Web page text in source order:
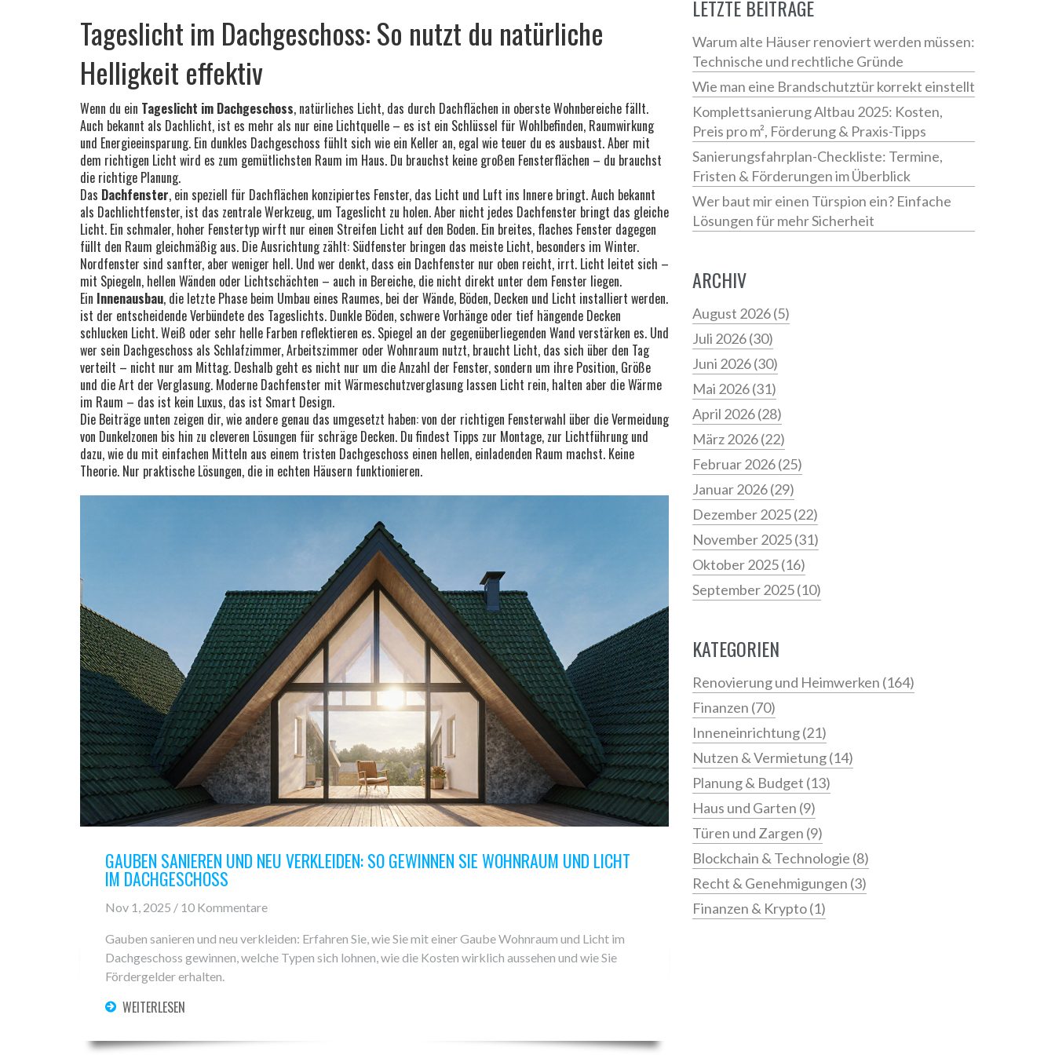
Tageslicht im Dachgeschoss: So nutzt du natürliche
Helligkeit effektiv
Wenn du ein Tageslicht im Dachgeschoss, natürliches Licht, das durch Dachflächen in oberste Wohnbereiche fällt.
Auch bekannt als Dachlicht, ist es mehr als nur eine Lichtquelle – es ist ein Schlüssel für Wohlbefinden, Raumwirkung
und Energieeinsparung. Ein dunkles Dachgeschoss fühlt sich wie ein Keller an, egal wie teuer du es ausbaust. Aber mit
dem richtigen Licht wird es zum gemütlichsten Raum im Haus. Du brauchst keine großen Fensterflächen – du brauchst
die richtige Planung.
Das Dachfenster, ein speziell für Dachflächen konzipiertes Fenster, das Licht und Luft ins Innere bringt. Auch bekannt
als Dachlichtfenster, ist das zentrale Werkzeug, um Tageslicht zu holen.Aber nicht jedes Dachfenster bringt das gleiche
Licht. Ein schmaler, hoher Fenstertyp wirft nur einen Streifen Licht auf den Boden. Ein breites, flaches Fenster dagegen
füllt den Raum gleichmäßig aus. Die Ausrichtung zählt: Südfenster bringen das meiste Licht, besonders im Winter.
Nordfenster sind sanfter, aber weniger hell. Und wer denkt, dass ein Dachfenster nur oben reicht, irrt. Licht leitet sich –
mit Spiegeln, hellen Wänden oder Lichtschächten – auch in Bereiche, die nicht direkt unter dem Fenster liegen.
Ein Innenausbau, die letzte Phase beim Umbau eines Raumes, bei der Wände, Böden, Decken und Licht installiert werden.
ist der entscheidende Verbündete des Tageslichts. Dunkle Böden, schwere Vorhänge oder tief hängende Decken
schlucken Licht. Weiß oder sehr helle Farben reflektieren es. Spiegel an der gegenüberliegenden Wand verstärken es. Und
wer sein Dachgeschoss als Schlafzimmer, Arbeitszimmer oder Wohnraum nutzt, braucht Licht, das sich über den Tag
verteilt – nicht nur am Mittag. Deshalb geht es nicht nur um die Anzahl der Fenster, sondern um ihre Position, Größe
und die Art der Verglasung. Moderne Dachfenster mit Wärmeschutzverglasung lassen Licht rein, halten aber die Wärme
im Raum – das ist kein Luxus, das ist Smart Design.
Die Beiträge unten zeigen dir, wie andere genau das umgesetzt haben: von der richtigen Fensterwahl über die Vermeidung
von Dunkelzonen bis hin zu cleveren Lösungen für schräge Decken. Du findest Tipps zur Montage, zur Lichtführung und
dazu, wie du mit einfachen Mitteln aus einem tristen Dachgeschoss einen hellen, einladenden Raum machst. Keine
Theorie. Nur praktische Lösungen, die in echten Häusern funktionieren.
GAUBEN SANIEREN UND NEU VERKLEIDEN: SO GEWINNEN SIE WOHNRAUM UND LICHT
IM DACHGESCHOSS
Nov 1, 2025 / 10 Kommentare
Gauben sanieren und neu verkleiden: Erfahren Sie, wie Sie mit einer Gaube Wohnraum und Licht im
Dachgeschoss gewinnen, welche Typen sich lohnen, wie die Kosten wirklich aussehen und wie Sie
Fördergelder erhalten.
WEITERLESEN
LETZTE BEITRÄGE
Warum alte Häuser renoviert werden müssen:
Technische und rechtliche Gründe
Wie man eine Brandschutztür korrekt einstellt
Komplettsanierung Altbau 2025: Kosten,
Preis pro m², Förderung & Praxis-Tipps
Sanierungsfahrplan-Checkliste: Termine,
Fristen & Förderungen im Überblick
Wer baut mir einen Türspion ein? Einfache
Lösungen für mehr Sicherheit
ARCHIV
August 2026(5)
Juli 2026(30)
Juni 2026(30)
Mai 2026(31)
April 2026(28)
März 2026(22)
Februar 2026(25)
Januar 2026(29)
Dezember 2025(22)
November 2025(31)
Oktober 2025(16)
September 2025(10)
KATEGORIEN
Renovierung und Heimwerken (164)
Finanzen (70)
Inneneinrichtung(21)
Nutzen & Vermietung(14)
Planung & Budget (13)
Haus und Garten (9)
Türen und Zargen (9)
Blockchain & Technologie (8)
Recht & Genehmigungen (3)
Finanzen & Krypto(1)